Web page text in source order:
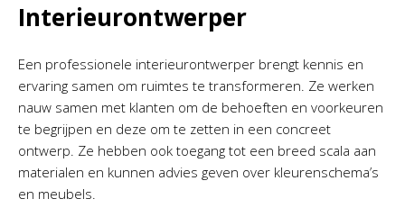
Interieurontwerper
Een professionele interieurontwerper brengt kennis en
ervaring samen om ruimtes te transformeren. Ze werken
nauw samen met klanten om de behoeften en voorkeuren
te begrijpen en deze om te zetten in een concreet
ontwerp. Ze hebben ook toegang tot een breed scala aan
materialen en kunnen advies geven over kleurenschema’s
en meubels.